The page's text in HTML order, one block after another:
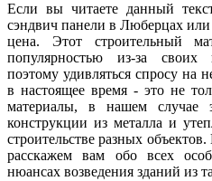
Если вы читаете данный
сэндвич панели в Люберцах
цена. Этот строительный
популярностью из-за своих
поэтому удивляться спросу на
в настоящее время - это не
материалы, в нашем случае
конструкции из металла и
строительстве разных
расскажем вам обо всех
нюансах возведения зданий из